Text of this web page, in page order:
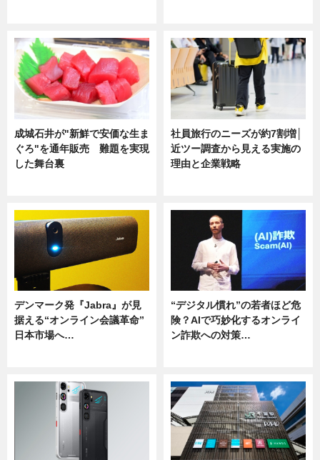
成城石井が"新鮮で安価な生ま
ぐろ"を通年販売 難題を実現
した舞台裏
社員旅行のニーズが約7割増│
近ツー調査から見える実施の
理由と企業戦略
デンマーク発『Jabra』が見
据える“オンライン会議革命”
日本市場へ…
“デジタル慣れ”の若者ほど危
険？AIで巧妙化するオンライ
ン詐欺への対策…